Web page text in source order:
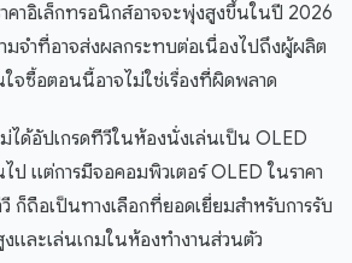
คาอิเล็กทรอนิกส์อาจจะพุ่งสูงขึ้นในปี 2026
มจำที่อาจส่งผลกระทบต่อเนื่องไปถึงผู้ผลิต
จซื้อตอนนี้อาจไม่ใช่เรื่องที่ผิดพลาด
ด้อัปเกรดทีวีในห้องนั่งเล่นเป็น OLED
ไป แต่การมีจอคอมพิวเตอร์ OLED ในราคา
ก็ถือเป็นทางเลือกที่ยอดเยี่ยมสำหรับการรับ
ละเล่นเกมในห้องทำงานส่วนตัว